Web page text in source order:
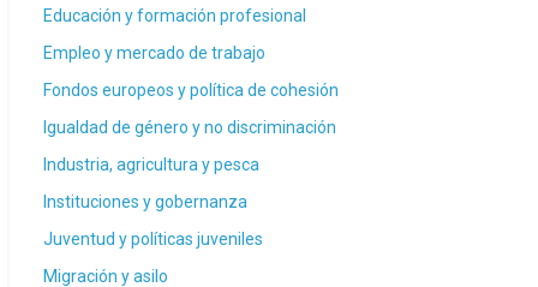
Educación y formación profesional
Empleo y mercado de trabajo
Fondos europeos y política de cohesión
Igualdad de género y no discriminación
Industria, agricultura y pesca
Instituciones y gobernanza
Juventud y políticas juveniles
Migración y asilo